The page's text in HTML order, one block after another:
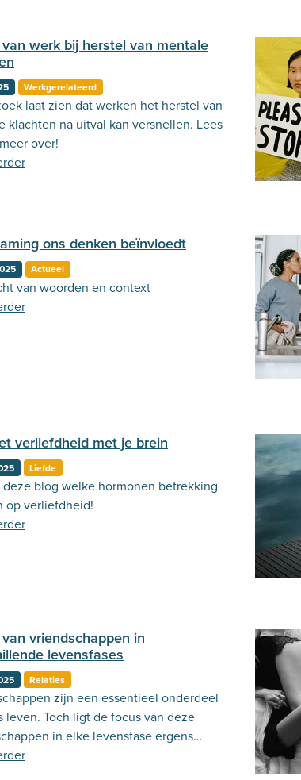
werk bij herstel van mentale
Werkgerelateerd
laat zien dat werken het herstel van
klachten na uitval kan versnellen. Lees
over!
ons denken beïnvloedt
Actueel
van woorden en context
verliefdheid met je brein
Liefde
deze blog welke hormonen betrekking
op verliefdheid!
vriendschappen in
levensfases
Relaties
zijn een essentieel onderdeel
leven. Toch ligt de focus van deze
in elke levensfase ergens
er hier meer over!